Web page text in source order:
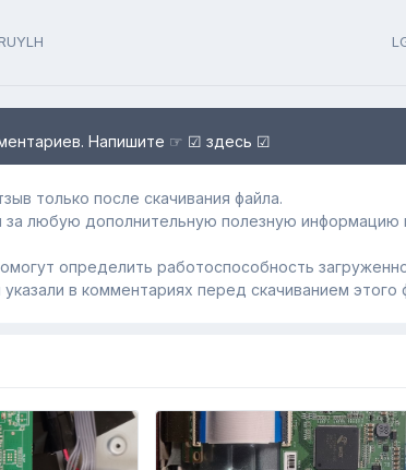
Напишите ☞ ☑ здесь ☑
только после скачивания файла.
любую дополнительную полезную информацию
определить работоспособность
в комментариях перед скачиванием этого